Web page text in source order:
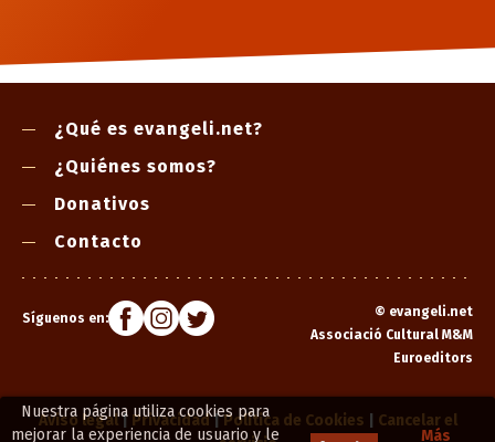
Nuestra página utiliza cookies para
mejorar la experiencia de usuario y le
Más
¿Qué es evangeli.net?
¿Quiénes somos?
Donativos
Contacto
Síguenos en: © evangeli.net
Associació Cultural M&M
Euroeditors
Aviso legal| Privacidad|Política de Cookies
Cancelar el